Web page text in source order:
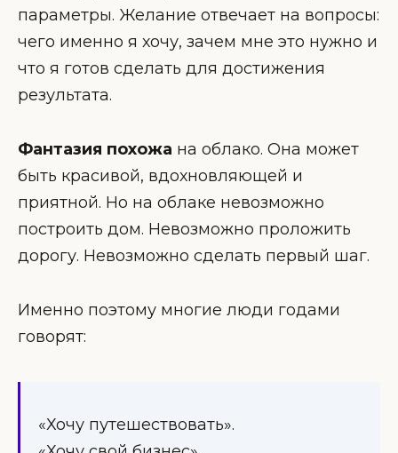
параметры. Желание отвечает на вопросы:
чего именно я хочу, зачем мне это нужно и
что я готов сделать для достижения
результата.
Фантазия похожа на облако. Она может
быть красивой, вдохновляющей и
приятной. Но на облаке невозможно
построить дом. Невозможно проложить
дорогу. Невозможно сделать первый шаг.
Именно поэтому многие люди годами
говорят:
«Хочу путешествовать».